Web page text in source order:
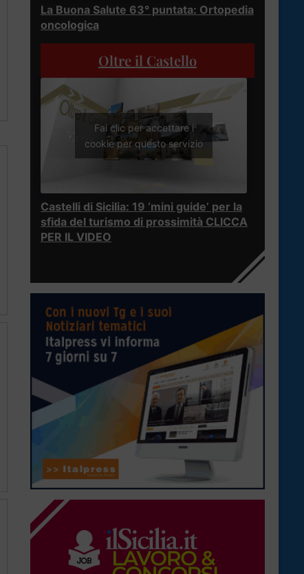
La Buona Salute 63° puntata: Ortopedia
oncologica
Oltre il Castello
Fai clic per accettare i
cookie per questo servizio
Castelli di Sicilia: 19 ‘mini guide’ per la
sfida del turismo di prossimità CLICCA
PER IL VIDEO